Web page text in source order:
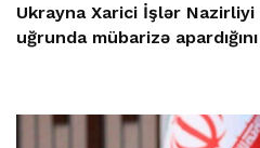
Ukrayna Xarici İşlər
uğrunda mübarizə